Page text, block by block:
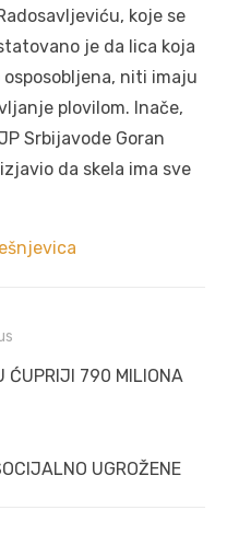
koje se
je da lica koja
niti imaju
plovilom. Inače,
Srbijavode Goran
da skela ima sve
ĆUPRIJI 790 MILIONA
UGROŽENE